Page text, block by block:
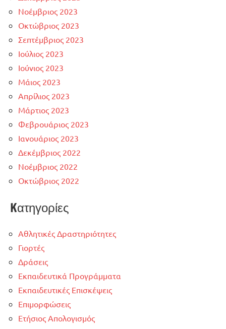
Νοέμβριος 2023
Οκτώβριος 2023
Σεπτέμβριος 2023
Ιούλιος 2023
Ιούνιος 2023
Μάιος 2023
Απρίλιος 2023
Μάρτιος 2023
Φεβρουάριος 2023
Ιανουάριος 2023
Δεκέμβριος 2022
Νοέμβριος 2022
Οκτώβριος 2022
Kατηγορίες
Αθλητικές Δραστηριότητες
Γιορτές
Δράσεις
Εκπαιδευτικά Προγράμματα
Εκπαιδευτικές Επισκέψεις
Επιμορφώσεις
Ετήσιος Απολογισμός